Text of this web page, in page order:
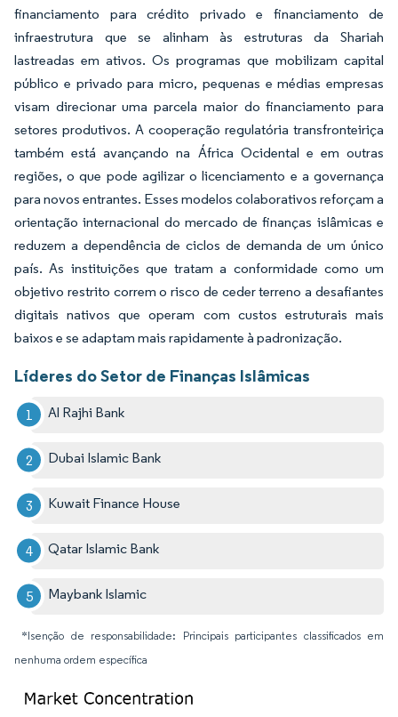
financiamento para crédito privado e financiamento de
infraestrutura que se alinham às estruturas da Shariah
lastreadas em ativos. Os programas que mobilizam capital
público e privado para micro, pequenas e médias empresas
visam direcionar uma parcela maior do financiamento para
setores produtivos. A cooperação regulatória transfronteiriça
também está avançando na África Ocidental e em outras
regiões, o que pode agilizar o licenciamento e a governança
para novos entrantes. Esses modelos colaborativos reforçam a
orientação internacional do mercado de finanças islâmicas e
reduzem a dependência de ciclos de demanda de um único
país. As instituições que tratam a conformidade como um
objetivo restrito correm o risco de ceder terreno a desafiantes
digitais nativos que operam com custos estruturais mais
baixos e se adaptam mais rapidamente à padronização.
Líderes do Setor de Finanças Islâmicas
Al Rajhi Bank
Dubai Islamic Bank
Kuwait Finance House
Qatar Islamic Bank
Maybank Islamic
*Isenção de responsabilidade: Principais participantes classificados em
nenhuma ordem específica